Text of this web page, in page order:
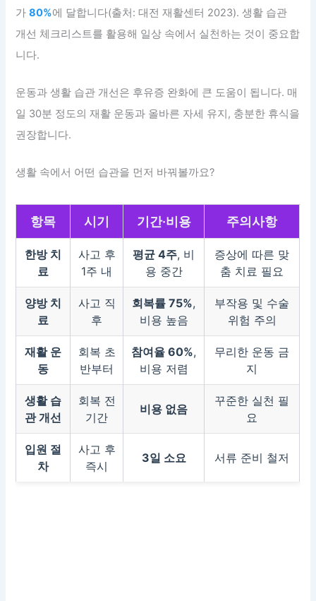
가80%에 달합니다(출처: 대전 재활센터 2023). 생활 습관
개선 체크리스트를 활용해 일상 속에서 실천하는 것이 중요합
니다.
운동과 생활 습관 개선은 후유증 완화에 큰 도움이 됩니다. 매
일 30분 정도의 재활 운동과 올바른 자세 유지, 충분한 휴식을
권장합니다.
생활 속에서 어떤 습관을 먼저 바꿔볼까요?
항목 시기 기간·비용 주의사항
한방 치
료
사고 후
1주 내
평균 4주, 비
용 중간
증상에 따른 맞
춤 치료 필요
양방 치
료
사고 직
후
회복률 75%,
비용 높음
부작용 및 수술
위험 주의
재활 운
동
회복 초
반부터
참여율 60%,
비용 저렴
무리한 운동 금
지
생활 습
관 개선
회복 전
기간
비용 없음
꾸준한 실천 필
요
입원 절
차
사고 후
즉시
3일 소요 서류 준비 철저